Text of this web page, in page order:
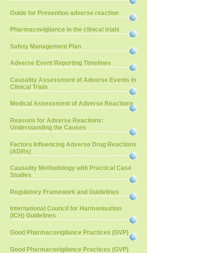
Guide for Prevention adverse reaction
Pharmacovigilance in the clinical trials
Safety Management Plan
Adverse Event Reporting Timelines
Causality Assessment of Adverse Events in
Clinical Trials
Medical Assessment of Adverse Reactions
Reasons for Adverse Reactions:
Understanding the Causes
Factors Influencing Adverse Drug Reactions
(ADRs)
Causality Methodology with Practical Case
Studies
Regulatory Framework and Guidelines
International Council for Harmonisation
(ICH) Guidelines
Good Pharmacovigilance Practices (GVP)
Good Pharmacovigilance Practices (GVP)